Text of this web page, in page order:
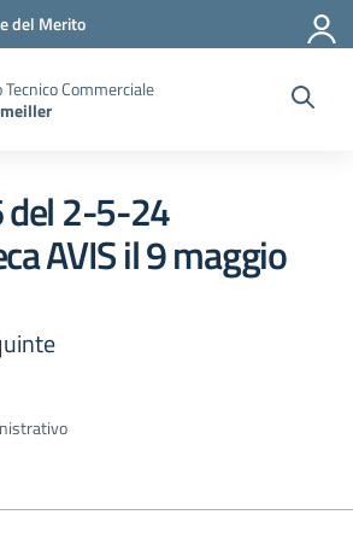
del Merito
Commerciale
del 2-5-24
AVIS il 9 maggio